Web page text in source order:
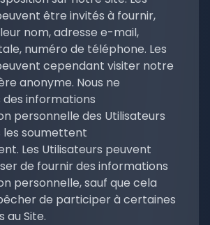
être invités à fournir,
nom, adresse e-mail,
numéro de téléphone. Les
cependant visiter notre
anonyme. Nous ne
informations
personnelle des Utilisateurs
les soumettent
Les Utilisateurs peuvent
de fournir des informations
personnelle, sauf que cela
de participer à certaines
au Site.